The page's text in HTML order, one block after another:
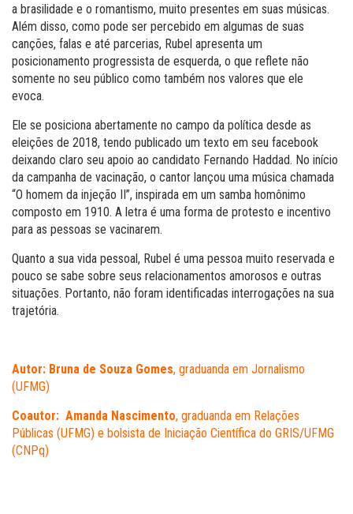
a brasilidade e o romantismo, muito presentes em suas músicas.
Além disso, como pode ser percebido em algumas de suas
canções, falas e até parcerias, Rubel apresenta um
posicionamento progressista de esquerda, o que reflete não
somente no seu público como também nos valores que ele
evoca.
Ele se posiciona abertamente no campo da política desde as
eleições de 2018, tendo publicado um texto em seu facebook
deixando claro seu apoio ao candidato Fernando Haddad. No início
da campanha de vacinação, o cantor lançou uma música chamada
“O homem da injeção II”, inspirada em um samba homônimo
composto em 1910. A letra é uma forma de protesto e incentivo
para as pessoas se vacinarem.
Quanto a sua vida pessoal, Rubel é uma pessoa muito reservada e
pouco se sabe sobre seus relacionamentos amorosos e outras
situações. Portanto, não foram identificadas interrogações na sua
trajetória.
Autor: Bruna de Souza Gomes, graduanda em Jornalismo
(UFMG)
Coautor: Amanda Nascimento, graduanda em Relações
Públicas (UFMG) e bolsista de Iniciação Científica do GRIS/UFMG
(CNPq)